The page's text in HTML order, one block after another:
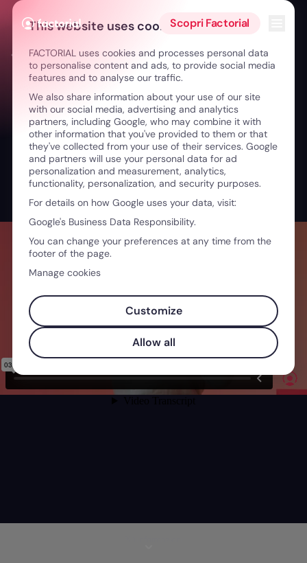
Vai al contenuto
Scopri Factorial
← Da ingegnere al retail: guidare con umiltà e vicinanza
This website uses cookies
FACTORIAL uses cookies and processes personal data
to personalise content and ads, to provide social media
features and to analyse our traffic.
We also share information about your use of our site
with our social media, advertising and analytics
partners, including Google, who may combine it with
other information that you've provided to them or that
they've collected from your use of their services. Google
and partners will use your personal data for ad
personalization and measurement, analytics,
functionality, personalization, and security purposes.
For details on how Google uses your data, visit:
Google's Business Data Responsibility.
You can change your preferences at any time from the
footer of the page.
Manage cookies
Customize
Allow all